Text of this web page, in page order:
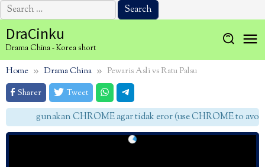
Search
for:
to
content
DraCinku
Drama China - Korea short
Home Drama China
Pewaris Asli vs Ratu Palsu
Sharer
Tweet
gunakan CHROME agar tidak eror (use CHROME to avoid